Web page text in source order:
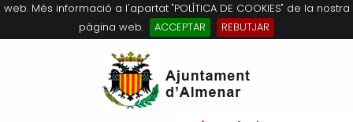
web. Més informació a l'apartat "POLÍTICA DE COOKIES" de la nostra
pàgina web.
ACCEPTAR
REBUTJAR
Salutació de l’Alcaldessa
Composició Consistori
Agricultura, Ramaderia i Medi
Què és la Seu Electrònica?
Últimes publicacions